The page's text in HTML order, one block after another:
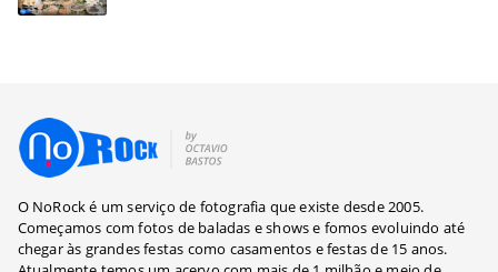
O NoRock é um serviço de fotografia que existe desde 2005.
Começamos com fotos de baladas e shows e fomos evoluindo até
chegar às grandes festas como casamentos e festas de 15 anos.